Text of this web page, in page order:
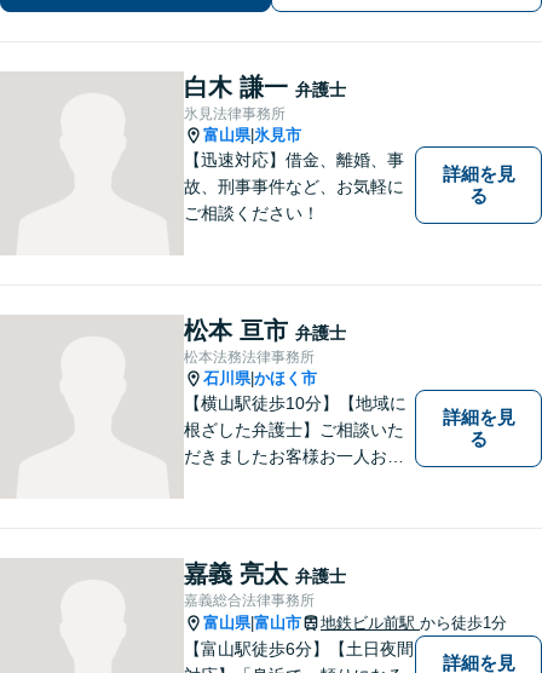
白木 謙一 弁護士
氷見法律事務所
富山県| 氷見市
【迅速対応】借金、離婚、事
故、刑事事件など、お気軽に
ご相談ください！
詳細を見
る
松本 亘市 弁護士
松本法務法律事務所
石川県|かほく市
【横山駅徒歩10分】【地域に
根ざした弁護士】ご相談いた
だきましたお客様お一人お一
婚問題／相続問題／刑事事件
など、幅広く対応可能。【夜
間／休日対応可能】どうぞお
気軽にご相談ください。
詳細を見
る
嘉義 亮太 弁護士
嘉義総合法律事務所
富山県|富山市 地鉄ビル前駅 から徒歩1分
【富山駅徒歩6分】【土日夜間
詳細を見